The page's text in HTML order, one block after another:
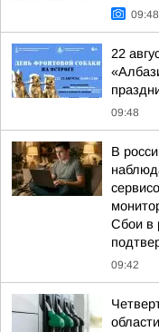
09:48
22
09:48
В
Сбои в
09:42